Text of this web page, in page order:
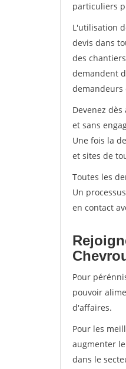
particuliers
L'utilisation
devis dans
des
demandent
demandeurs
Devenez
et sans
Une fois la
et sites de
Toutes les
Un
en contact
Pour
pouvoir
d'affaires.
Pour les
augmenter
dans le